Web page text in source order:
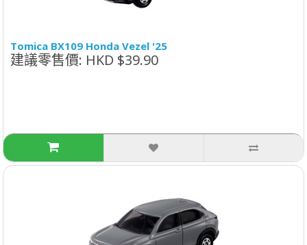
Tomica BX109 Honda Vezel '25
建議零售價: HKD $39.90